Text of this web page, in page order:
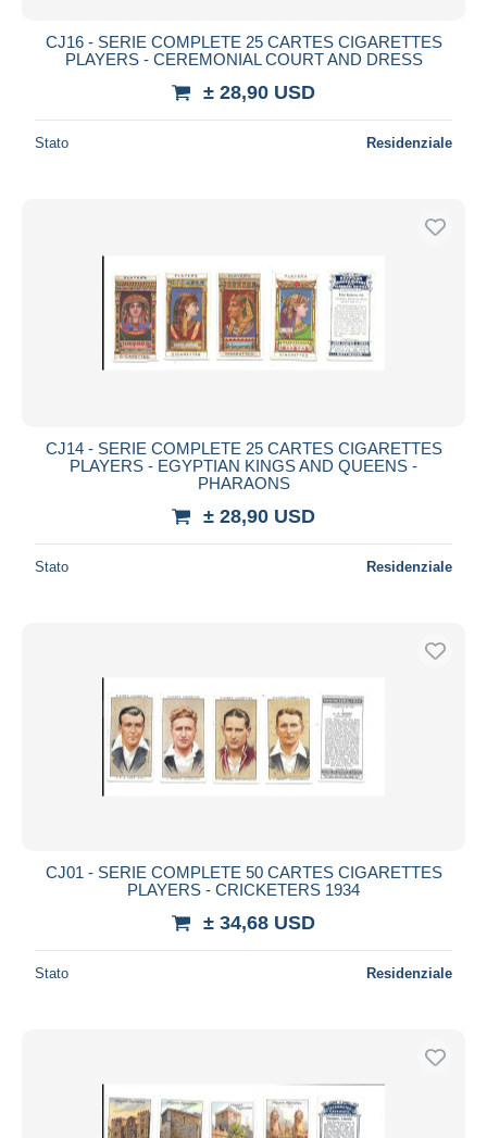
CJ16 - SERIE COMPLETE 25 CARTES CIGARETTES
PLAYERS - CEREMONIAL COURT AND DRESS
± 28,90 USD
Stato Residenziale
CJ14 - SERIE COMPLETE 25 CARTES CIGARETTES
PLAYERS - EGYPTIAN KINGS AND QUEENS -
PHARAONS
± 28,90 USD
Stato Residenziale
CJ01 - SERIE COMPLETE 50 CARTES CIGARETTES
PLAYERS - CRICKETERS 1934
± 34,68 USD
Stato Residenziale